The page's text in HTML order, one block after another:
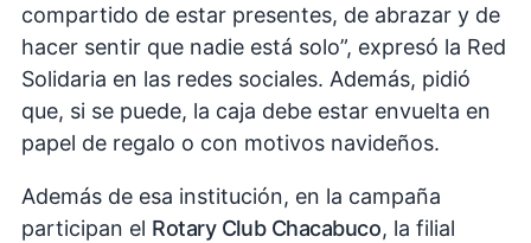
compartido de estar presentes, de abrazar y de
hacer sentir que nadie está solo”, expresó la Red
Solidaria en las redes sociales. Además, pidió
que, si se puede, la caja debe estar envuelta en
papel de regalo o con motivos navideños.
Además de esa institución, en la campaña
participan el Rotary Club Chacabuco, la filial